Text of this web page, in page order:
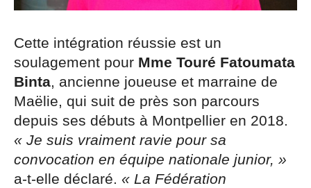
Cette intégration réussie est un
soulagement pour Mme Touré Fatoumata
Binta, ancienne joueuse et marraine de
Maëlie, qui suit de près son parcours
depuis ses débuts à Montpellier en 2018.
« Je suis vraiment ravie pour sa
convocation en équipe nationale junior, »
a-t-elle déclaré. « La Fédération